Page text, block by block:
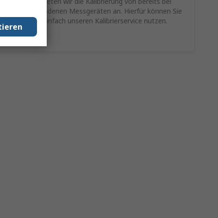
Ihnen vorhandenen Messgeräten an. Hierfür können Sie
schnell und einfach unseren Kalibrierservice nutzen.
Mehr Infos